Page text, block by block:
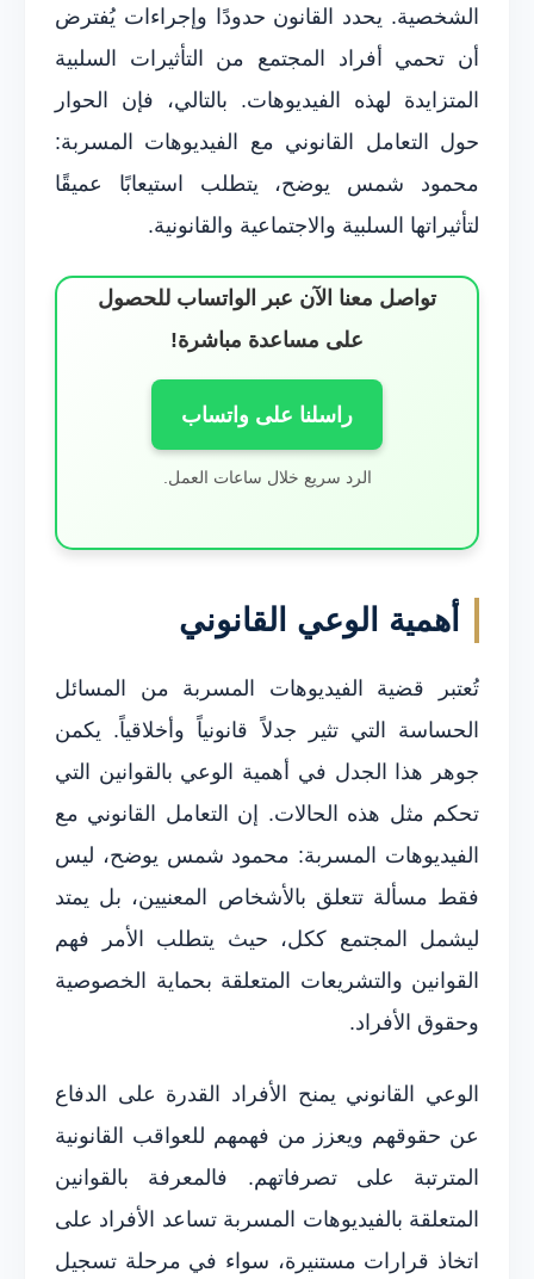
الشخصية. يحدد القانون حدودًا وإجراءات يُفترض
أن تحمي أفراد المجتمع من التأثيرات السلبية
المتزايدة لهذه الفيديوهات. بالتالي، فإن الحوار
حول التعامل القانوني مع الفيديوهات المسربة:
محمود شمس يوضح، يتطلب استيعابًا عميقًا
لتأثيراتها السلبية والاجتماعية والقانونية.
تواصل معنا الآن عبر الواتساب للحصول
على مساعدة مباشرة!
راسلنا على واتساب
الرد سريع خلال ساعات العمل.
أهمية الوعي القانوني
تُعتبر قضية الفيديوهات المسربة من المسائل
الحساسة التي تثير جدلاً قانونياً وأخلاقياً. يكمن
جوهر هذا الجدل في أهمية الوعي بالقوانين التي
تحكم مثل هذه الحالات. إن التعامل القانوني مع
الفيديوهات المسربة: محمود شمس يوضح، ليس
فقط مسألة تتعلق بالأشخاص المعنيين، بل يمتد
ليشمل المجتمع ككل، حيث يتطلب الأمر فهم
القوانين والتشريعات المتعلقة بحماية الخصوصية
وحقوق الأفراد.
الوعي القانوني يمنح الأفراد القدرة على الدفاع
عن حقوقهم ويعزز من فهمهم للعواقب القانونية
المترتبة على تصرفاتهم. فالمعرفة بالقوانين
المتعلقة بالفيديوهات المسربة تساعد الأفراد على
اتخاذ قرارات مستنيرة، سواء في مرحلة تسجيل